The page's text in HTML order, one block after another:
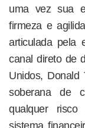
uma vez sua
firmeza e
articulada pela
canal direto de
Unidos, Donald
soberana de
qualquer